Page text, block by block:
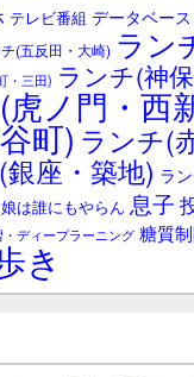
テレビ番組 データベース
(五反田・大崎) ラン
・三田) ランチ(神
虎ノ門・西
町) ランチ(
座・築地) ラ
娘は誰にもやらん 息子
ディープラーニング 糖質
き